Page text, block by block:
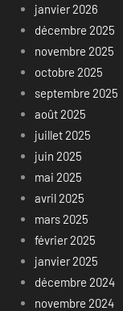
janvier 2026
décembre 2025
novembre 2025
octobre 2025
septembre 2025
août 2025
juillet 2025
juin 2025
mai 2025
avril 2025
mars 2025
février 2025
janvier 2025
décembre 2024
novembre 2024